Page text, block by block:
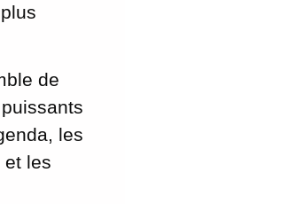
de
les
et les